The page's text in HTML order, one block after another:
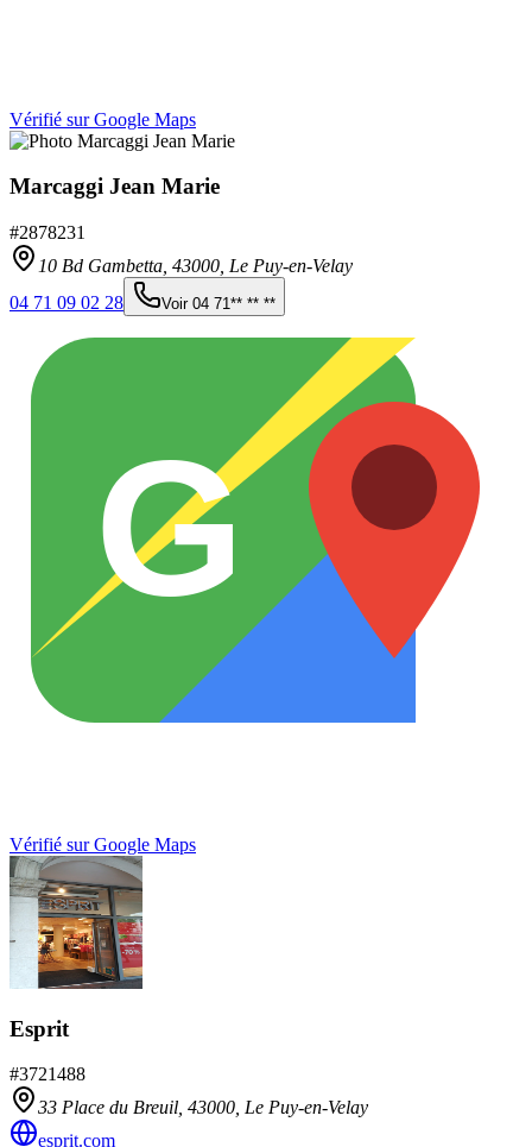
Vérifié sur Google Maps
Marcaggi Jean Marie
#2878231
10 Bd Gambetta, 43000 Le Puy-en-Velay
04 71 09 02 28
Voir 04 71** ** **
G
Vérifié sur Google Maps
Esprit
#3721488
33 Place du Breuil, 43000 Le Puy-en-Velay
esprit.com